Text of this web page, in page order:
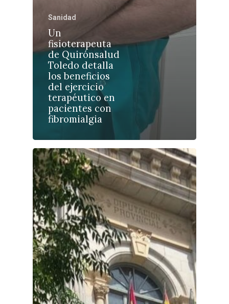
Sanidad
Un
fisioterapeuta
de Quirónsalud
Toledo detalla
los beneficios
del ejercicio
terapéutico en
pacientes con
fibromialgia
Guadalajara
Talavera
Cultura
Deportes
Sucesos
Medio Ambiente
Planeta Rural
Especiales
Política
Galerías